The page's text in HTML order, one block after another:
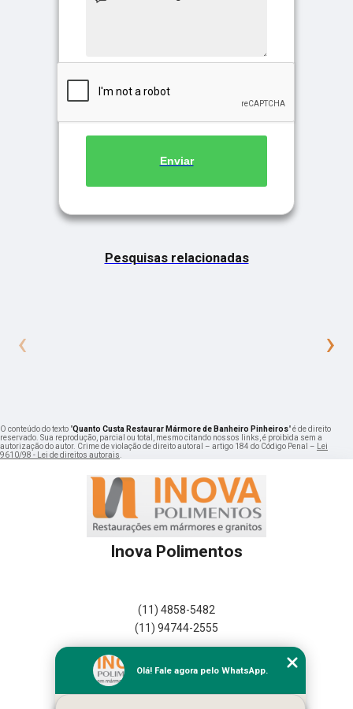
Enviar
Pesquisas relacionadas
‹ ›
O conteúdo do texto "Quanto Custa Restaurar Mármore de Banheiro Pinheiros" é de direito
reservado. Sua reprodução, parcial ou total, mesmo citando nossos links, é proibida sem a
autorização do autor. Crime de violação de direito autoral – artigo 184 do Código Penal –
Lei
9610/98 - Lei de direitos autorais
Inova Polimentos
(11) 4858-5482
(11) 94744-2555
Empresa
Missão
Olá! Fale agora pelo WhatsApp.